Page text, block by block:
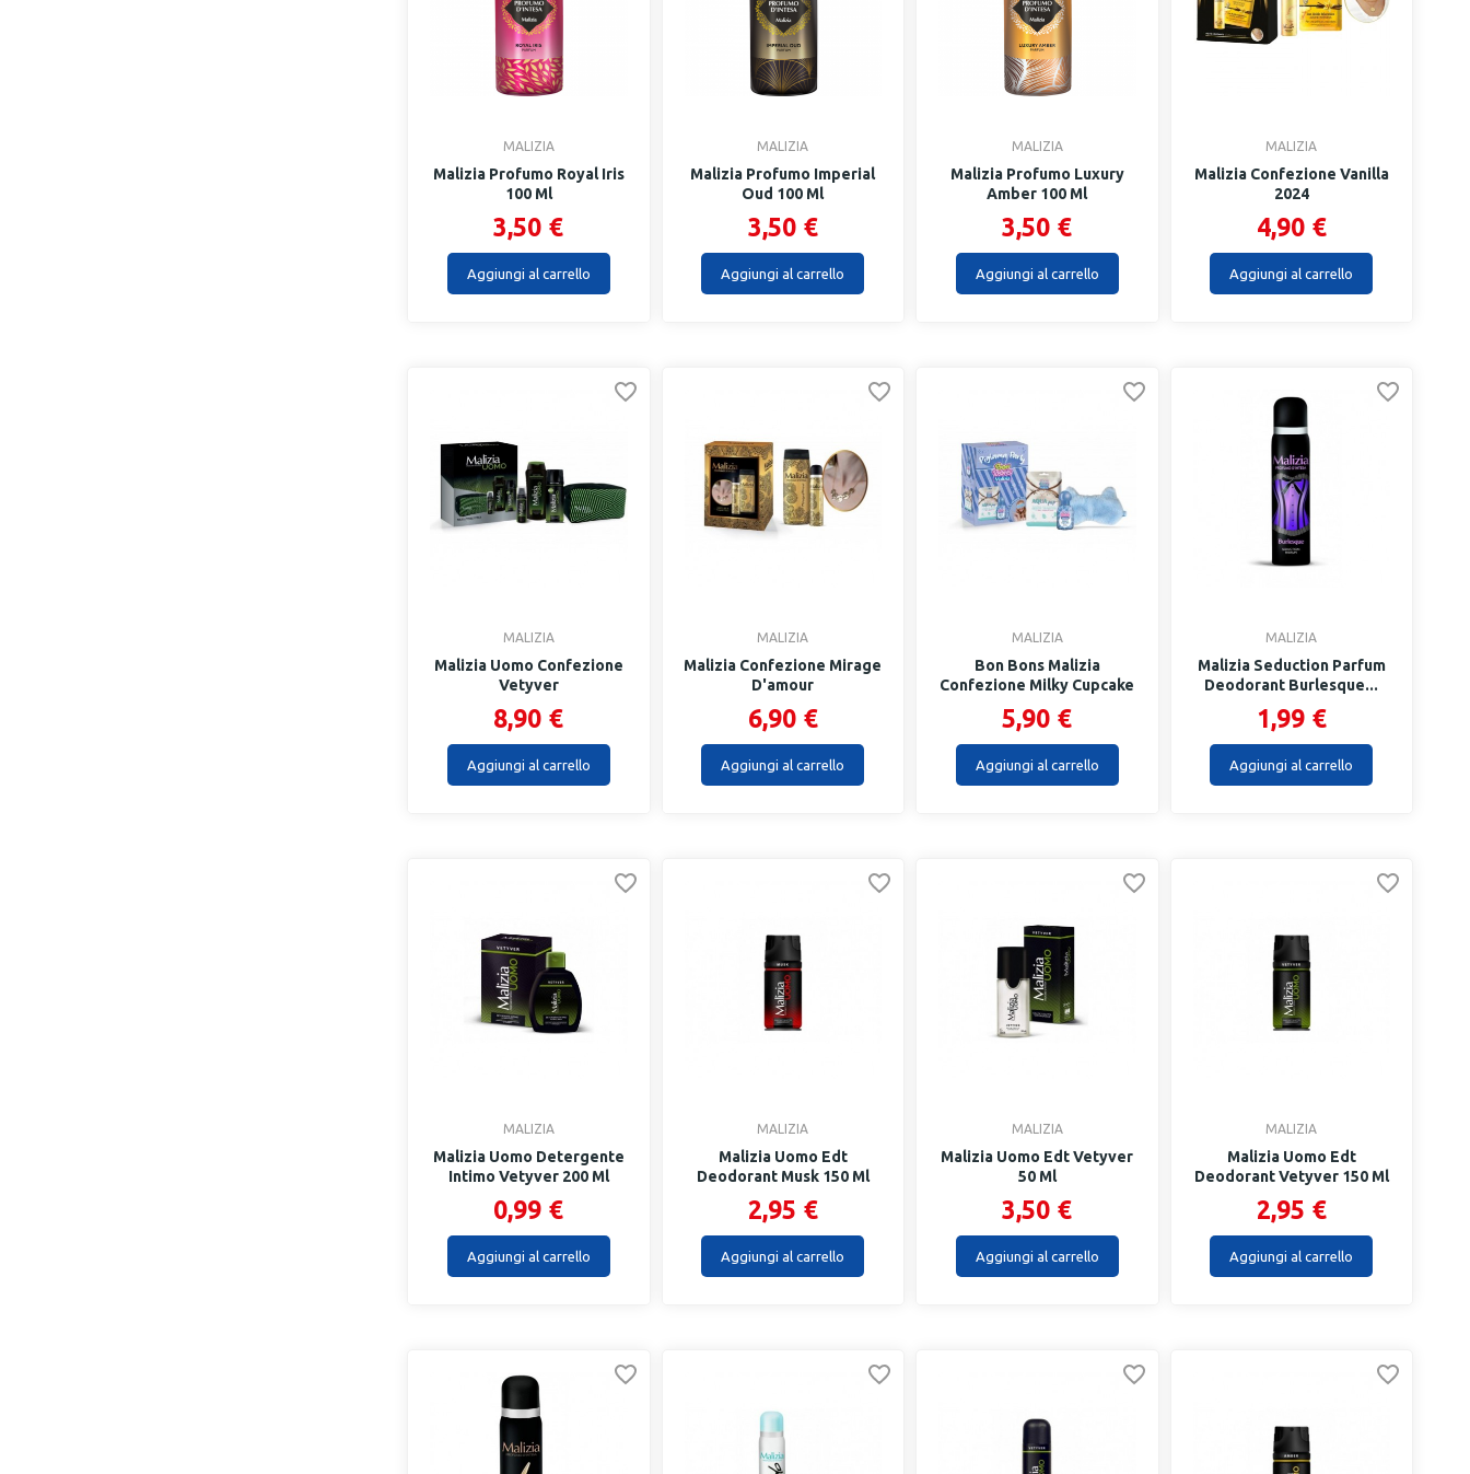
MALIZIA
Malizia Profumo Royal Iris
100 Ml
3,50 €
Aggiungi al carrello
MALIZIA
Malizia Profumo Imperial
Oud 100 Ml
3,50 €
Aggiungi al carrello
MALIZIA
Malizia Profumo Luxury
Amber 100 Ml
3,50 €
Aggiungi al carrello
MALIZIA
Malizia Confezione Vanilla
2024
4,90 €
Aggiungi al carrello
MALIZIA
Malizia Uomo Confezione
Vetyver
8,90 €
Aggiungi al carrello
MALIZIA
Malizia Confezione Mirage
D'amour
6,90 €
Aggiungi al carrello
MALIZIA
Bon Bons Malizia
Confezione Milky Cupcake
5,90 €
Aggiungi al carrello
MALIZIA
Malizia Seduction Parfum
Deodorant Burlesque...
1,99 €
Aggiungi al carrello
MALIZIA
Malizia Uomo Detergente
Intimo Vetyver 200 Ml
0,99 €
Aggiungi al carrello
MALIZIA
Malizia Uomo Edt
Deodorant Musk 150 Ml
2,95 €
Aggiungi al carrello
MALIZIA
Malizia Uomo Edt Vetyver
50 Ml
3,50 €
Aggiungi al carrello
MALIZIA
Malizia Uomo Edt
Deodorant Vetyver 150 Ml
2,95 €
Aggiungi al carrello